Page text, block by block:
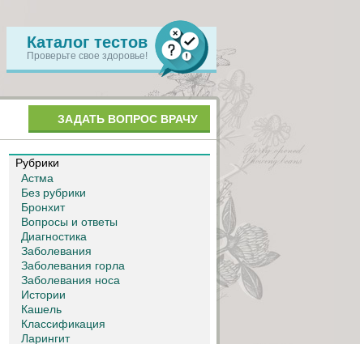
Каталог тестов
Проверьте свое здоровье!
ЗАДАТЬ ВОПРОС ВРАЧУ
Рубрики
Астма
Без рубрики
Бронхит
Вопросы и ответы
Диагностика
Заболевания
Заболевания горла
Заболевания носа
Истории
Кашель
Классификация
Ларингит